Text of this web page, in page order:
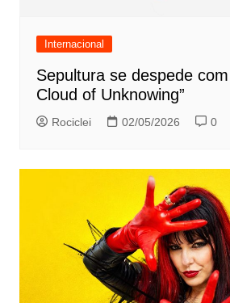
Internacional
Sepultura se despede
Cloud of Unknowing”
Rociclei 02/05/2026 0